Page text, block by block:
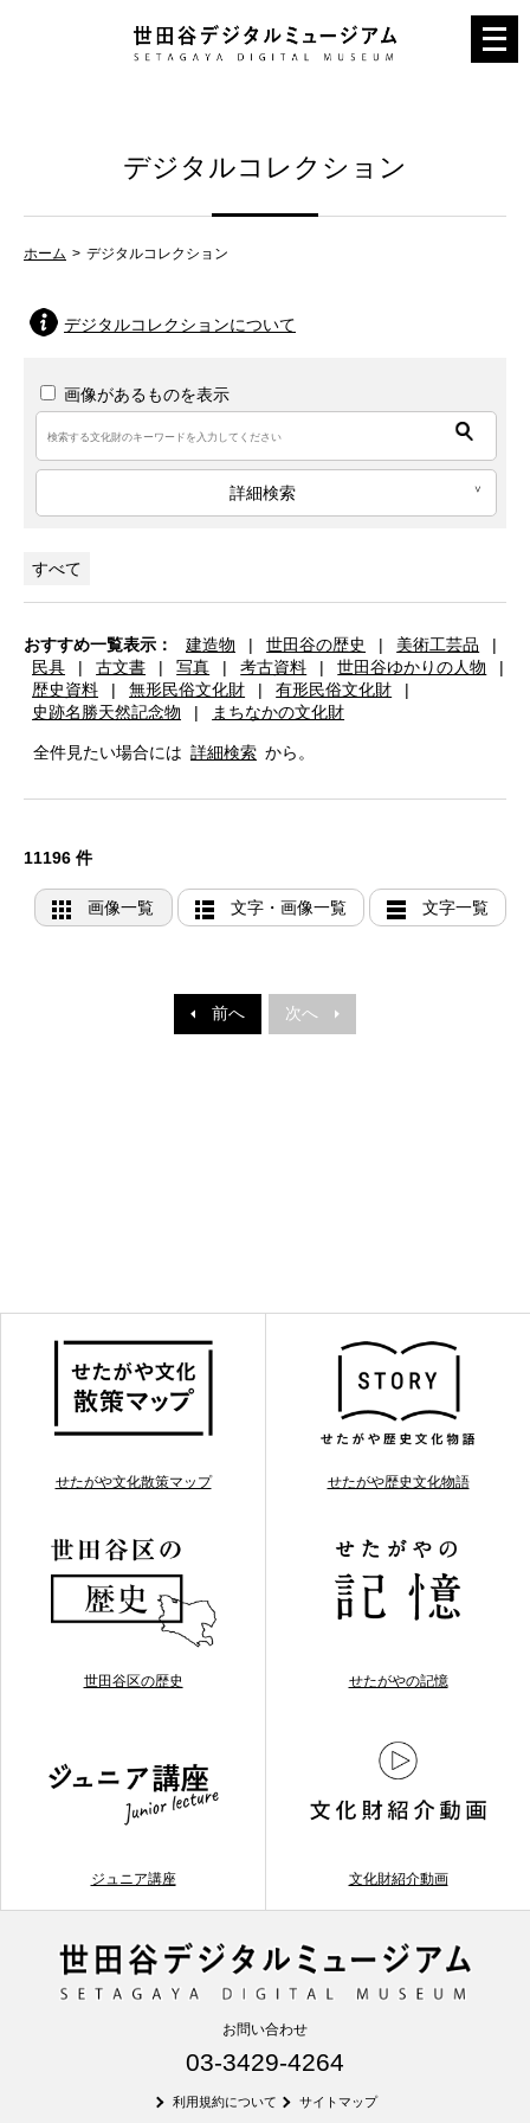
メ
ニ
デジタルコレクション
ホーム デジタルコレクション
デジタルコレクションについて
画像があるものを表示
詳細検索
すべて
おすすめ一覧表示： 建造物 | 世田谷の歴史 | 美術工芸品
|
民具
| 古文書 | 写真 | 考古資料 | 世田谷ゆかりの人物
|
歴史資料
| 無形民俗文化財 | 有形民俗文化財
|
史跡名勝天然記念物
| まちなかの文化財
全件見たい場合には 詳細検索 から。
11196 件
画像一覧 文字・画像一覧 文字一覧
前へ 次へ
せたがや文化散策マップ せたがや歴史文化物語
世田谷区の歴史 せたがやの記憶
ジュニア講座 文化財紹介動画
お問い合わせ
03-3429-4264
利用規約について サイトマップ